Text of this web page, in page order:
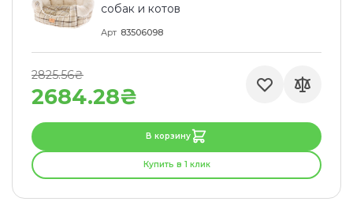
собак и котов
Арт 83506098
2684.28₴
2825.56₴
В корзину
Купить в 1 клик